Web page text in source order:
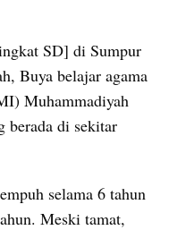
SD] di Sumpur
Buya belajar agama
Muhammadiyah
berada di sekitar
selama 6 tahun
Meski tamat,